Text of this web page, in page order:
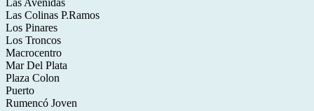
Las Avenidas
Las Colinas P.Ramos
Los Pinares
Los Troncos
Macrocentro
Mar Del Plata
Plaza Colon
Puerto
Rumencó Joven